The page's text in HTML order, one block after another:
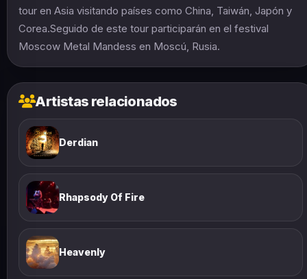
tour en Asia visitando países como China, Taiwán, Japón y
Corea.Seguido de este tour participarán en el festival
Moscow Metal Mandess en Moscú, Rusia.
Artistas relacionados
Derdian
Rhapsody Of Fire
Heavenly